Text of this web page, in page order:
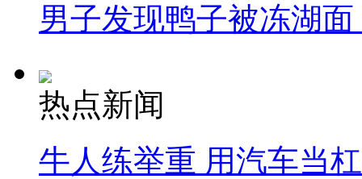
男子发现鸭子被冻湖
热点新闻
牛人练举重 用汽车当